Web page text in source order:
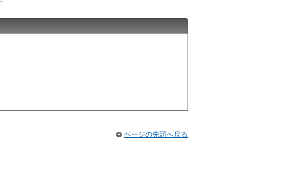
ページの先頭へ戻る